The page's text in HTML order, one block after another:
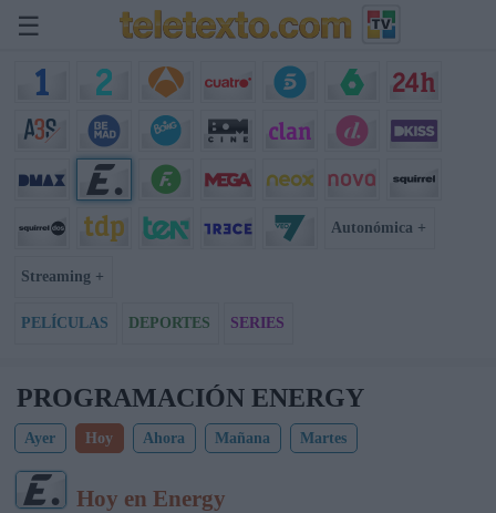
☰
Autonómica +
Streaming +
PELÍCULAS DEPORTES SERIES
PROGRAMACIÓN ENERGY
Ayer Hoy Ahora Mañana Martes
Hoy en Energy